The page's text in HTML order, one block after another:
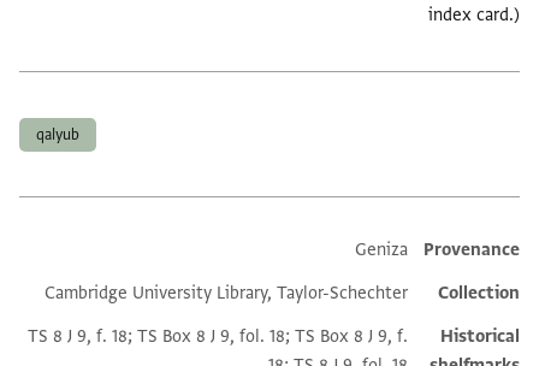
index card.)
qalyub
Additional metadata
Provenance
Geniza
Collection
Cambridge University Library, Taylor-Schechter
Historical
TS 8 J 9, f. 18; TS Box 8 J 9, fol. 18; TS Box 8 J 9, f.